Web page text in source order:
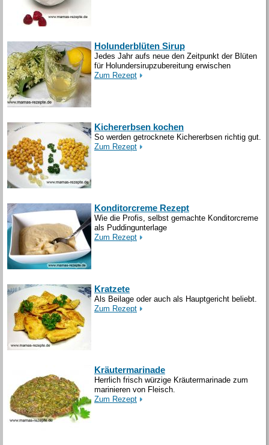
Holunderblüten Sirup
Jedes Jahr aufs neue den Zeitpunkt der Blüten
für Holundersirupzubereitung erwischen
Zum Rezept
Kichererbsen kochen
So werden getrocknete Kichererbsen richtig gut.
Zum Rezept
Konditorcreme Rezept
Wie die Profis, selbst gemachte Konditorcreme
als Puddingunterlage
Zum Rezept
Kratzete
Als Beilage oder auch als Hauptgericht beliebt.
Zum Rezept
Kräutermarinade
Herrlich frisch würzige Kräutermarinade zum
marinieren von Fleisch.
Zum Rezept